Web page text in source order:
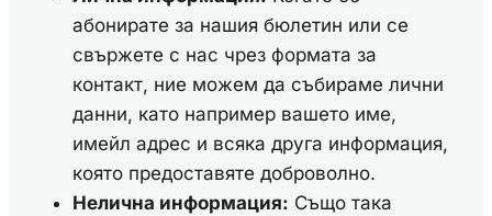
абонирате за нашия бюлетин или се
свържете с нас чрез формата за
контакт, ние можем да събираме лични
данни, като например вашето име,
имейл адрес и всяка друга информация,
която предоставяте доброволно.
Нелична информация: Също така